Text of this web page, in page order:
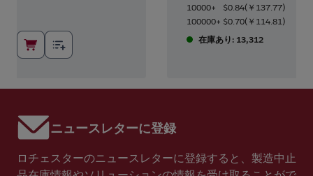
10000+
$0.84(￥137.77)
100000+ $0.70(￥114.81)
在庫あり: 13,312
ニュースレターに登録
ロチェスターのニュースレターに登録すると、製造中止